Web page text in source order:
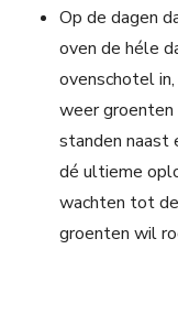
Op de dagen
oven de héle
ovenschotel
weer
standen naast
dé ultieme
wachten tot
groenten wil